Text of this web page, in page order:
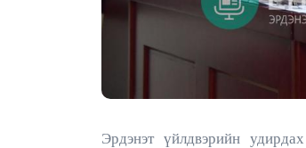
Эрдэнэт үйлдвэрийн